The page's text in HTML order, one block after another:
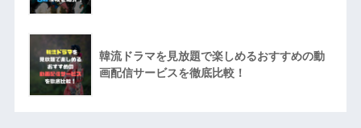
韓流ドラマを見放題で楽しめるおすすめの動
画配信サービスを徹底比較！